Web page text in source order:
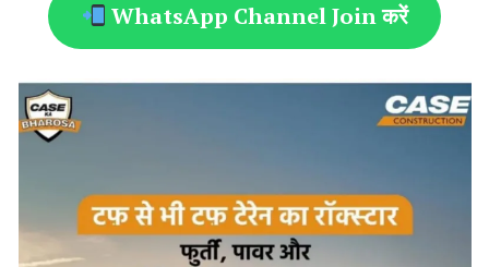
WhatsApp Channel Join करें